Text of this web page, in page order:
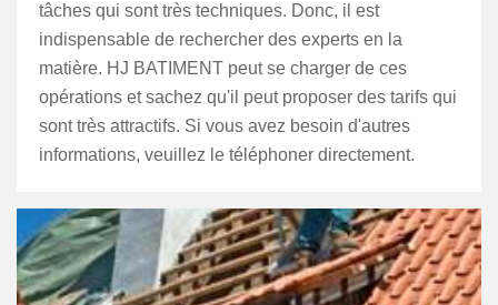
tâches qui sont très techniques. Donc, il est
indispensable de rechercher des experts en la
matière. HJ BATIMENT peut se charger de ces
opérations et sachez qu'il peut proposer des tarifs qui
sont très attractifs. Si vous avez besoin d'autres
informations, veuillez le téléphoner directement.